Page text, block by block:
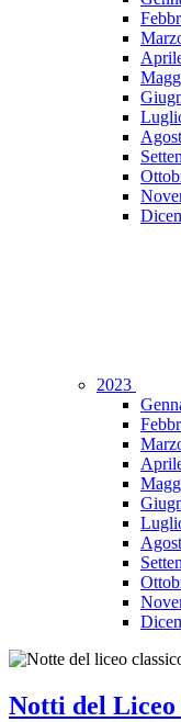
2023
Notti del Liceo